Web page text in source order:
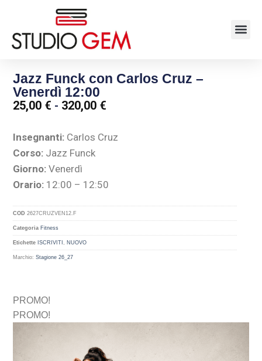
Jazz Funck con Carlos Cruz –
Venerdì 12:00
25,00 € - 320,00 €
Insegnanti: Carlos Cruz
Corso: Jazz Funck
Giorno: Venerdì
Orario: 12:00 – 12:50
COD2627CRUZVEN12.F
Categoria Fitness
Etichette ISCRIVITI, NUOVO
Marchio:Stagione 26_27
PROMO!
PROMO!